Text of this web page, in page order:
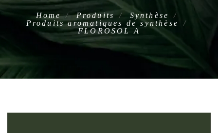
Home Produits
Synthèse
Produits aromatiques de synthèse
FLOROSOL A